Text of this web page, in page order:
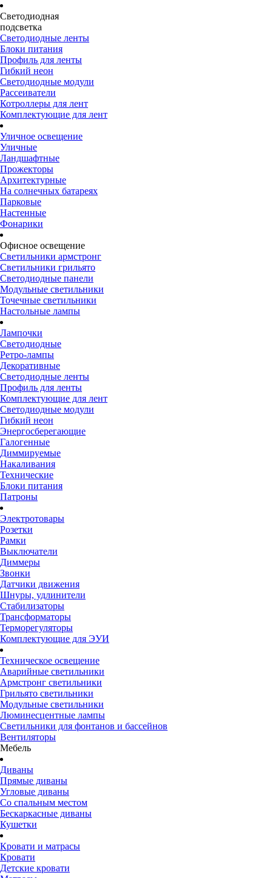
Светодиодная
подсветка
Светодиодные ленты
Блоки питания
Профиль для ленты
Гибкий неон
Светодиодные модули
Рассеиватели
Котроллеры для лент
Комплектующие для лент
Уличное освещение
Уличные
Ландшафтные
Прожекторы
Архитектурные
На солнечных батареях
Парковые
Настенные
Фонарики
Офисное освещение
Светильники армстронг
Светильники грильято
Светодиодные панели
Модульные светильники
Точечные светильники
Настольные лампы
Лампочки
Светодиодные
Ретро-лампы
Декоративные
Светодиодные ленты
Профиль для ленты
Комплектующие для лент
Светодиодные модули
Гибкий неон
Энергосберегающие
Галогенные
Диммируемые
Накаливания
Технические
Блоки питания
Патроны
Электротовары
Розетки
Рамки
Выключатели
Диммеры
Звонки
Датчики движения
Шнуры, удлинители
Стабилизаторы
Трансформаторы
Терморегуляторы
Комплектующие для ЭУИ
Техническое освещение
Аварийные светильники
Армстронг светильники
Грильято светильники
Модульные светильники
Люминесцентные лампы
Светильники для фонтанов и бассейнов
Вентиляторы
Мебель
Диваны
Прямые диваны
Угловые диваны
Со спальным местом
Бескаркасные диваны
Кушетки
Кровати и матрасы
Кровати
Детские кровати